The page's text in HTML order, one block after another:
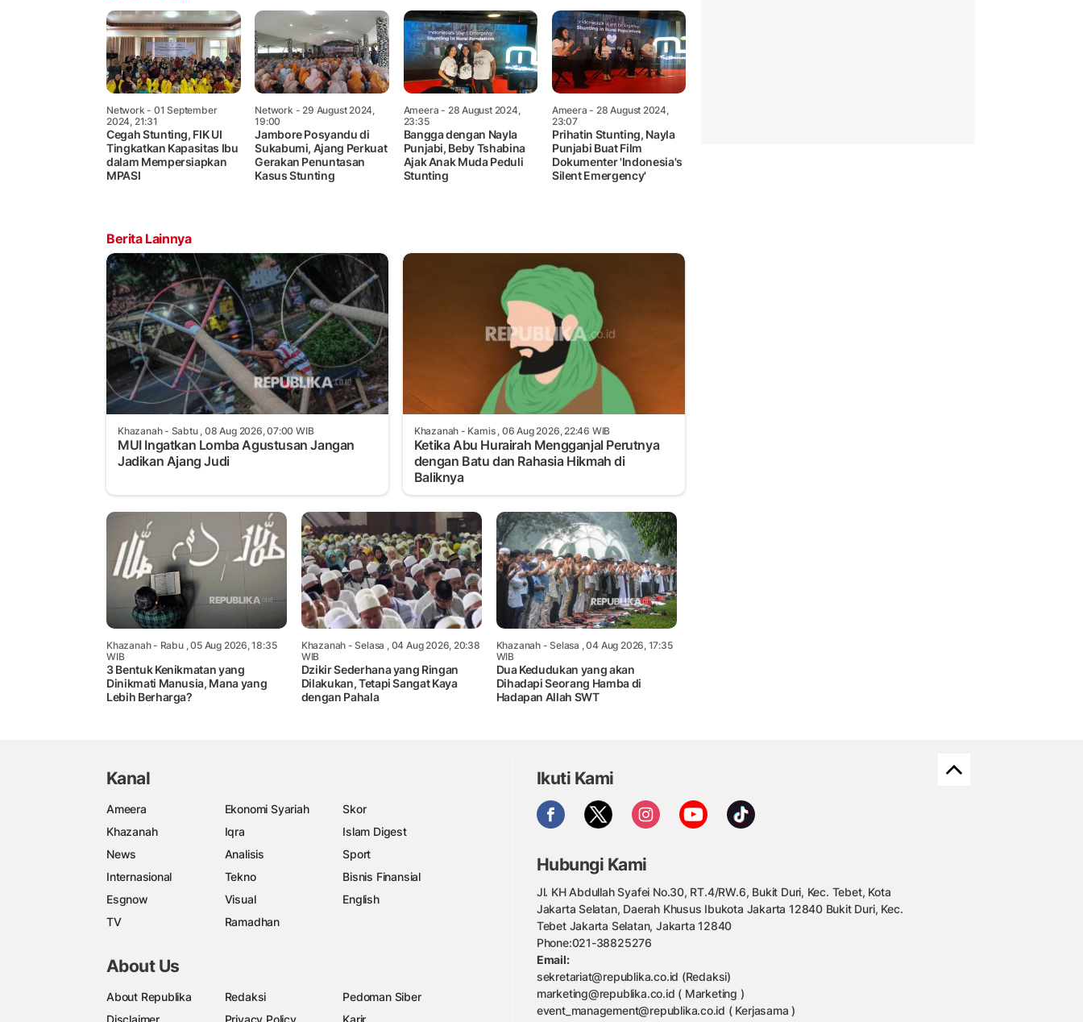
Network- 01 September
2024, 21:31
Cegah Stunting, FIK UI
Tingkatkan Kapasitas Ibu
dalam Mempersiapkan
MPASI
Network- 29 August 2024,
19:00
Jambore Posyandu di
Sukabumi, Ajang Perkuat
Gerakan Penuntasan
Kasus Stunting
Ameera - 28 August 2024,
23:35
Bangga dengan Nayla
Punjabi, Beby Tshabina
Ajak Anak Muda Peduli
Stunting
Ameera - 28 August 2024,
23:07
Prihatin Stunting, Nayla
Punjabi Buat Film
Dokumenter 'Indonesia's
Silent Emergency'
Berita Lainnya
Khazanah- Sabtu , 08 Aug 2026, 07:00 WIB
MUI Ingatkan Lomba Agustusan Jangan
Jadikan Ajang Judi
Khazanah - Kamis , 06 Aug 2026, 22:46 WIB
Ketika Abu Hurairah Mengganjal Perutnya
dengan Batu dan Rahasia Hikmah di
Baliknya
Khazanah- Rabu , 05 Aug 2026, 18:35
WIB
3 Bentuk Kenikmatan yang
Dinikmati Manusia, Mana yang
Lebih Berharga?
Khazanah - Selasa , 04 Aug 2026, 20:38
WIB
Dzikir Sederhana yang Ringan
Dilakukan, Tetapi Sangat Kaya
dengan Pahala
Khazanah- Selasa , 04 Aug 2026, 17:35
WIB
Dua Kedudukan yang akan
Dihadapi Seorang Hamba di
Hadapan Allah SWT
Kanal
Ameera Ekonomi Syariah
Skor
Khazanah
Iqra
Islam Digest
News
Analisis
Sport
Internasional
Tekno
Bisnis Finansial
Esgnow
Visual
English
TV
Ramadhan
About Us
About Republika Redaksi
Pedoman Siber
Disclaimer
Privacy Policy Karir
Ikuti Kami
Hubungi Kami
Jl. KH Abdullah Syafei No.30, RT.4/RW.6, Bukit Duri, Kec. Tebet, Kota
Jakarta Selatan, Daerah Khusus Ibukota Jakarta 12840 Bukit Duri, Kec.
Tebet Jakarta Selatan, Jakarta 12840
Phone:021-38825276
Email:
sekretariat@republika.co.id (Redaksi)
marketing@republika.co.id ( Marketing )
event_management@republika.co.id ( Kerjasama )